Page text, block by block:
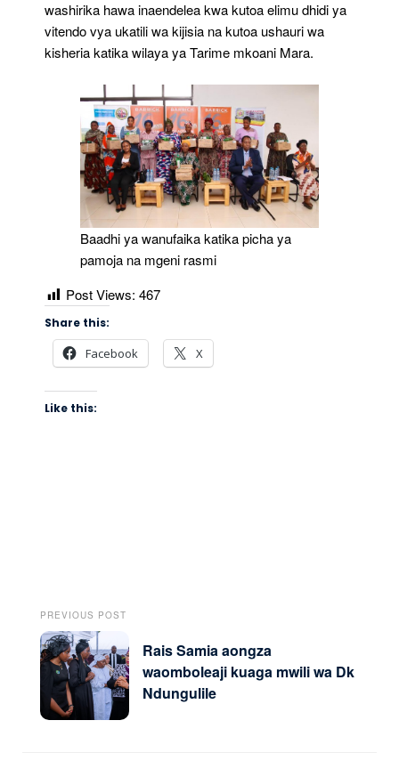
washirika hawa inaendelea kwa kutoa elimu dhidi ya
vitendo vya ukatili wa kijisia na kutoa ushauri wa
kisheria katika wilaya ya Tarime mkoani Mara.
Baadhi ya wanufaika katika picha ya
pamoja na mgeni rasmi
Post Views: 467
Share this:
Facebook X
Like this:
PREVIOUS POST
Rais Samia aongza
waomboleaji kuaga mwili wa Dk
Ndungulile